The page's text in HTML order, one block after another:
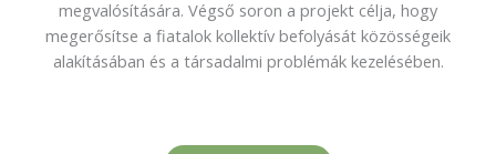
megvalósítására. Végső soron a projekt célja, hogy
megerősítse a fiatalok kollektív befolyását közösségeik
alakításában és a társadalmi problémák kezelésében.